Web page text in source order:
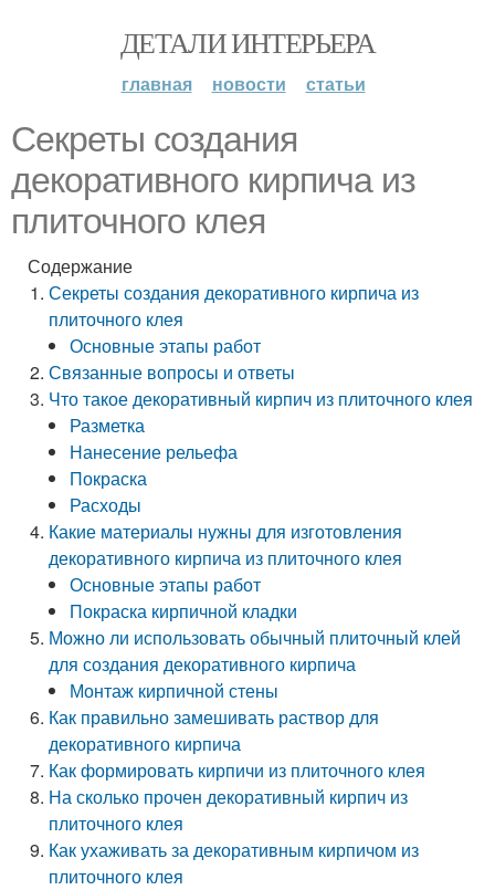
ДЕТАЛИ ИНТЕРЬЕРА
главная новости статьи
Секреты создания
декоративного кирпича из
плиточного клея
Содержание
Секреты создания декоративного кирпича из
плиточного клея
Основные этапы работ
Связанные вопросы и ответы
Что такое декоративный кирпич из плиточного клея
Разметка
Нанесение рельефа
Покраска
Расходы
Какие материалы нужны для изготовления
декоративного кирпича из плиточного клея
Основные этапы работ
Покраска кирпичной кладки
Можно ли использовать обычный плиточный клей
для создания декоративного кирпича
Монтаж кирпичной стены
Как правильно замешивать раствор для
декоративного кирпича
Как формировать кирпичи из плиточного клея
На сколько прочен декоративный кирпич из
плиточного клея
Как ухаживать за декоративным кирпичом из
плиточного клея